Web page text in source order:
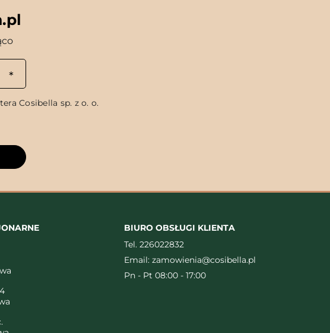
Cosibella sp. z o. o.
BIURO OBSŁUGI KLIENTA
Tel. 226022832
Email: zamowienia@cosibella.pl
Pn - Pt 08:00 - 17:00